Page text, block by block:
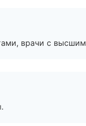
врачи с